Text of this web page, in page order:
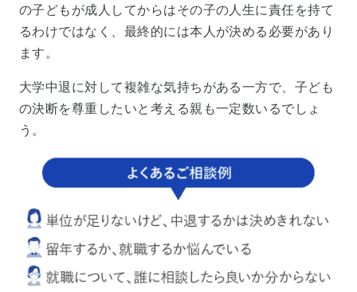
の子どもが成人してからはその子の人生に責任を持て
るわけではなく、最終的には本人が決める必要があり
ます。
大学中退に対して複雑な気持ちがある一方で、子ども
の決断を尊重したいと考える親も一定数いるでしょ
う。